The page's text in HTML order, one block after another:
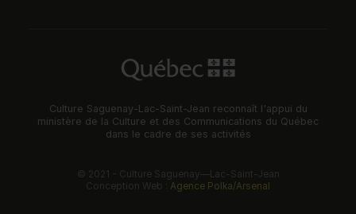
Culture Saguenay-Lac-Saint-Jean reconnaît l'appui du
ministère de la Culture et des Communications du Québec
dans le cadre de ses activités
© 2021 - Culture Saguenay—Lac-Saint-Jean
Conception Web : Agence Polka/Arsenal